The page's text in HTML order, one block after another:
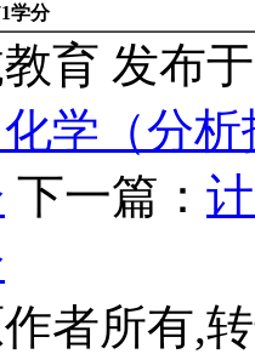
学分
育 发布
学（分
下一篇：
者所有,